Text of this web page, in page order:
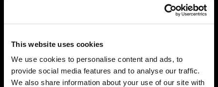
This website uses cookies
We use cookies to personalise content and ads, to
provide social media features and to analyse our traffic.
We also share information about your use of our site with